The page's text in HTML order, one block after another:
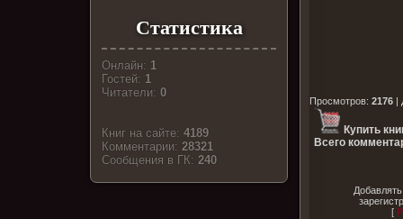
Статистика
Онлайн: 1
Гостей: 1
Читатели:0
Книг на сайте:4189
Комментарии:28321
Cообщения в ГК:240
Просмотров:2176 |
Купить
Всего
[